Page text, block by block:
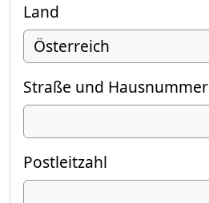
Land
Straße und Hausnummer
Postleitzahl